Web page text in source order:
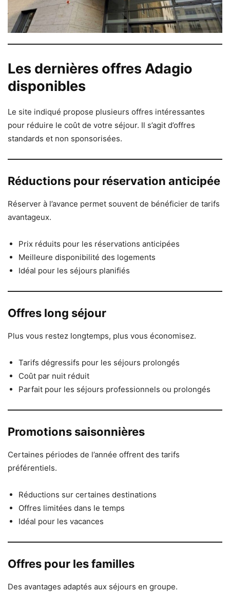
Les dernières offres Adagio
disponibles
Le site indiqué propose plusieurs offres intéressantes
pour réduire le coût de votre séjour. Il s’agit d’offres
standards et non sponsorisées.
Réductions pour réservation anticipée
Réserver à l’avance permet souvent de bénéficier de tarifs
avantageux.
Prix réduits pour les réservations anticipées
Meilleure disponibilité des logements
Idéal pour les séjours planifiés
Offres long séjour
Plus vous restez longtemps, plus vous économisez.
Tarifs dégressifs pour les séjours prolongés
Coût par nuit réduit
Parfait pour les séjours professionnels ou prolongés
Promotions saisonnières
Certaines périodes de l’année offrent des tarifs
préférentiels.
Réductions sur certaines destinations
Offres limitées dans le temps
Idéal pour les vacances
Offres pour les familles
Des avantages adaptés aux séjours en groupe.